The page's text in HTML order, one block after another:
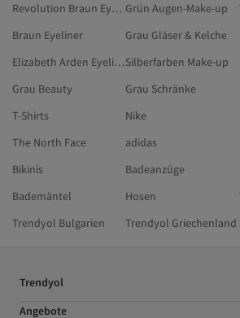
Revolution Braun Eyeliner Grün Augen-Make-up
Braun Eyeliner
Grau Gläser & Kelche
Elizabeth Arden EyelinerSilberfarben Make-up
Grau Beauty
Grau Schränke
T-Shirts
Nike
The North Face
adidas
Bikinis
Badeanzüge
Bademäntel
Hosen
Trendyol Bulgarien
Trendyol Griechenland
Trendyol
Angebote